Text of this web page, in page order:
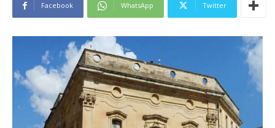
Facebook WhatsApp Twitter